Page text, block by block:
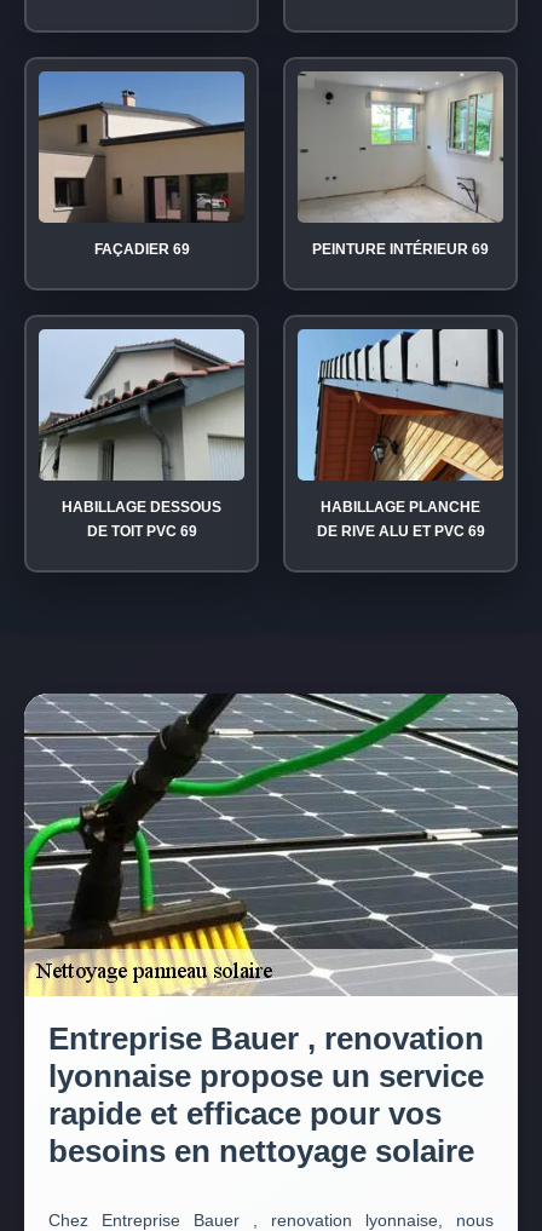
FAÇADIER 69 PEINTURE INTÉRIEUR 69
HABILLAGE DESSOUS
DE TOIT PVC 69
HABILLAGE PLANCHE
DE RIVE ALU ET PVC 69
Entreprise Bauer , renovation
lyonnaise propose un service
rapide et efficace pour vos
besoins en nettoyage solaire
Chez Entreprise Bauer , renovation lyonnaise, nous